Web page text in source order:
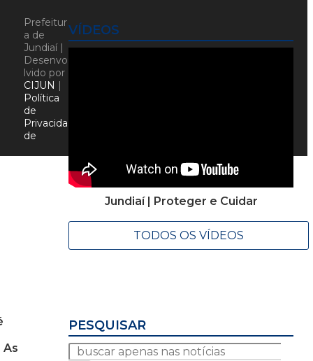
As
VÍDEOS
Jundiaí | Proteger e Cuidar
TODOS OS VÍDEOS
PESQUISAR
Prefeitur
a de
Jundiaí |
Desenvo
lvido por
CIJUN |
Política
de
Privacida
de